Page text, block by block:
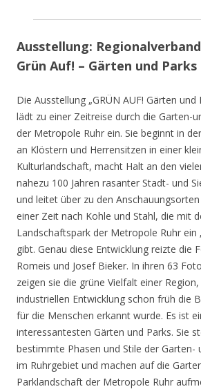
Ausstellung:
Grün Auf! – Gärten und
Die Ausstellung „GRÜN AUF! Gärten und
lädt zu einer Zeitreise durch die Garten-
der Metropole Ruhr ein. Sie beginnt in
an Klöstern und Herrensitzen in einer
Kulturlandschaft, macht Halt an den
nahezu 100 Jahren rasanter Stadt- und
und leitet über zu den
einer Zeit nach Kohle und Stahl, die mit
Landschaftspark der Metropole Ruhr ein
gibt. Genau diese Entwicklung reizte die
Romeis und Josef Bieker. In ihren 63
zeigen sie die grüne Vielfalt einer
industriellen Entwicklung schon früh die
für die Menschen erkannt wurde. Es ist
interessantesten Gärten und Parks. Sie
bestimmte Phasen und Stile der Garten-
im Ruhrgebiet und machen auf die
Parklandschaft der Metropole Ruhr